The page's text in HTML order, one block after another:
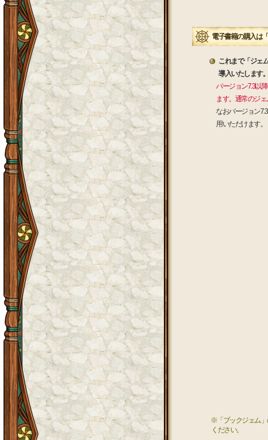
電子書籍の購入は
これまで「ジェ
導入いたします。
バージョン7.3以
ます。通常のジ
なおバージョン
用いただけます。
※「ブックジェム」
ください。